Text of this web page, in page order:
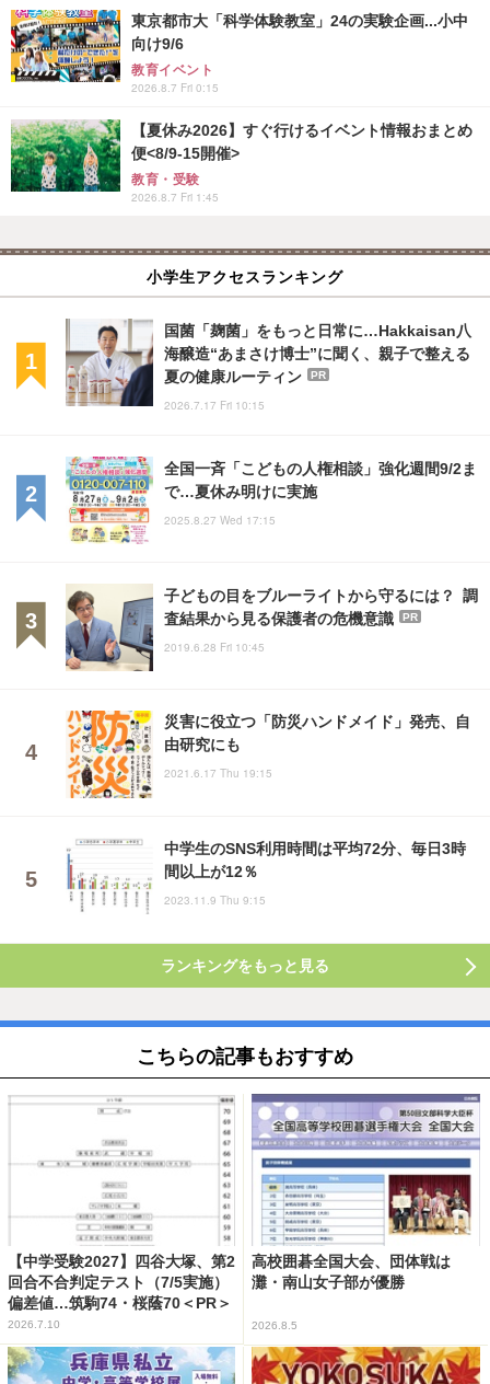
東京都市大「科学体験教室」24の実験企画...小中
向け9/6
教育イベント
2026.8.7 Fri 0:15
【夏休み2026】すぐ行けるイベント情報おまとめ
便<8/9-15開催>
教育・受験
2026.8.7 Fri 1:45
小学生アクセスランキング
国菌「麹菌」をもっと日常に…Hakkaisan八
海醸造“あまさけ博士”に聞く、親子で整える
夏の健康ルーティン
PR
2026.7.17 Fri 10:15
全国一斉「こどもの人権相談」強化週間9/2ま
で…夏休み明けに実施
2025.8.27 Wed 17:15
子どもの目をブルーライトから守るには？ 調
査結果から見る保護者の危機意識
PR
2019.6.28 Fri 10:45
災害に役立つ「防災ハンドメイド」発売、自
由研究にも
2021.6.17 Thu 19:15
中学生のSNS利用時間は平均72分、毎日3時
間以上が12％
2023.11.9 Thu 9:15
ランキングをもっと見る
こちらの記事もおすすめ
【中学受験2027】四谷大塚、第2
回合不合判定テスト（7/5実施）
偏差値…筑駒74・桜蔭70＜PR＞
2026.7.10
高校囲碁全国大会、団体戦は
灘・南山女子部が優勝
2026.8.5